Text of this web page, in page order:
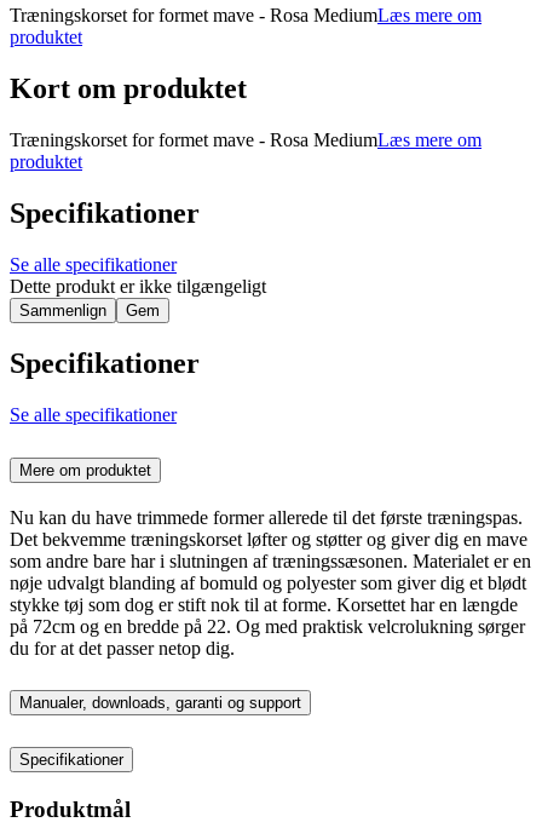
Træningskorset for formet mave - Rosa MediumLæs mere om
produktet
Kort om produktet
Træningskorset for formet mave - Rosa MediumLæs mere om
produktet
Specifikationer
Se alle specifikationer
Dette produkt er ikke tilgængeligt
Sammenlign Gem
Specifikationer
Se alle specifikationer
Mere om produktet
Nu kan du have trimmede former allerede til det første træningspas.
Det bekvemme træningskorset løfter og støtter og giver dig en mave
som andre bare har i slutningen af træningssæsonen. Materialet er en
nøje udvalgt blanding af bomuld og polyester som giver dig et blødt
stykke tøj som dog er stift nok til at forme. Korsettet har en længde
på 72cm og en bredde på 22. Og med praktisk velcrolukning sørger
du for at det passer netop dig.
Manualer, downloads, garanti og support
Specifikationer
Produktmål